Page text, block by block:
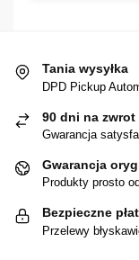
Tania wysyłka
DPD Pickup
90 dni na zwrot
Gwarancja
Gwarancja
Produkty prosto
Bezpieczne
Przelewy